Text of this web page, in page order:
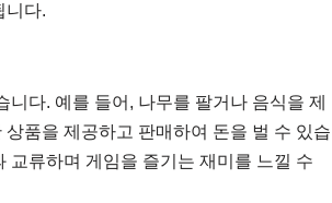
니다.
다. 예를 들어, 나무를 팔거나 음식을 제
품을 제공하고 판매하여 돈을 벌 수 있습
교류하며 게임을 즐기는 재미를 느낄 수